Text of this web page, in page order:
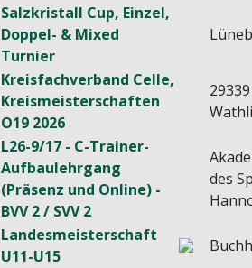
Salzkristall Cup, Einzel,
Doppel- & Mixed
Turnier
Kreisfachverband Celle,
Kreismeisterschaften
O19 2026
29339
L26-9/17 - C-Trainer-
Aufbaulehrgang
(Präsenz und Online) -
BVV 2 / SVV 2
des
Landesmeisterschaft
U11-U15